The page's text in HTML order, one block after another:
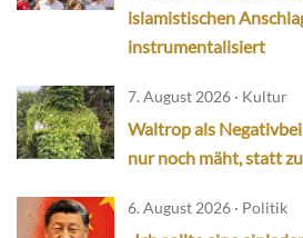
islamistischen
instrumentalisiert
7. August 2026 · Kultur
Waltrop als
nur noch mäht, statt
6. August 2026 · Politik